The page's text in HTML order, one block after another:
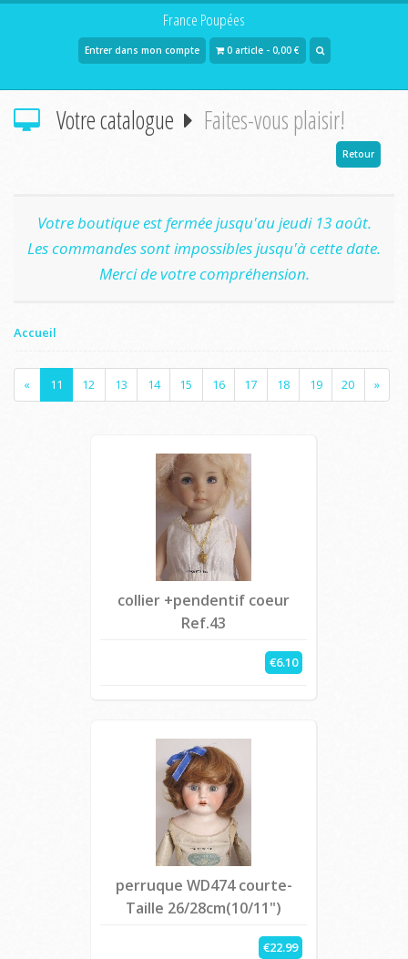
France Poupées
Entrer dans mon compte 0 article - 0,00 €
Votre catalogue Faites-vous plaisir!
Retour
Votre boutique est fermée jusqu'au jeudi 13 août.
Les commandes sont impossibles jusqu'à cette date.
Merci de votre compréhension.
Accueil
« 11 12 13 14 15 16 17 18 19 20 »
collier +pendentif coeur
Ref.43
€6.10
perruque WD474 courte-
Taille 26/28cm(10/11")
€22.99